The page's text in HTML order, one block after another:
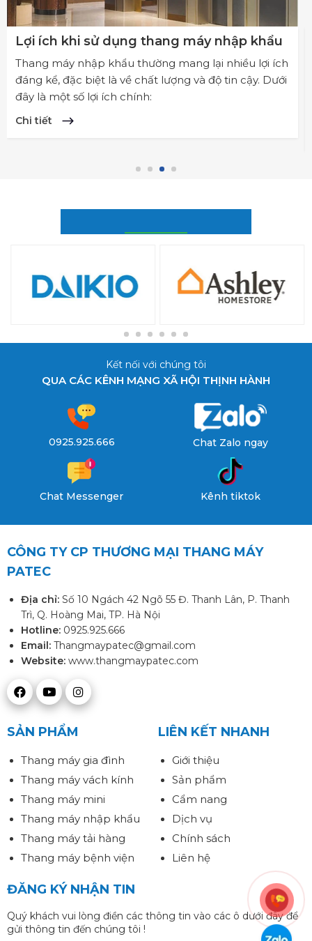
Lợi ích khi sử dụng thang máy nhập khẩu
Thang máy nhập khẩu thường mang lại nhiều lợi ích
đáng kể, đặc biệt là về chất lượng và độ tin cậy. Dưới
đây là một số lợi ích chính:
Chi tiết
Kết nối với chúng tôi
QUA CÁC KÊNH MẠNG XÃ HỘI THỊNH HÀNH
0925.925.666 Chat Zalo ngay
Chat Messenger Kênh tiktok
CÔNG TY CP THƯƠNG MẠI THANG MÁY
PATEC
Địa chỉ: Số 10 Ngách 42 Ngõ 55 Đ. Thanh Lân, P. Thanh
Trì, Q. Hoàng Mai, TP. Hà Nội
Hotline: 0925.925.666
Email: Thangmaypatec@gmail.com
Website: www.thangmaypatec.com
SẢN PHẨM
Thang máy gia đình
Thang máy vách kính
Thang máy mini
Thang máy nhập khẩu
Thang máy tải hàng
Thang máy bệnh viện
LIÊN KẾT NHANH
Giới thiệu
Sản phẩm
Cẩm nang
Dịch vụ
Chính sách
Liên hệ
ĐĂNG KÝ NHẬN TIN
Quý khách vui lòng điền các thông tin vào các ô dưới đây để
gửi thông tin đến chúng tôi !